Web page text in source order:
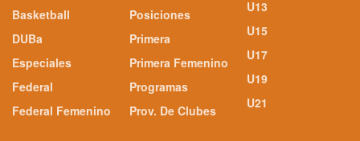
Basketball
DUBa
Especiales
Federal
Federal Femenino
Posiciones
Primera
Primera Femenino
Programas
Prov. De Clubes
U13
U15
U17
U19
U21